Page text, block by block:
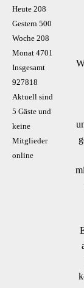
Heute 208
Gestern 500
Woche 208
Monat 4701
Insgesamt
927818
Aktuell sind
5 Gäste und
keine
Mitglieder
online